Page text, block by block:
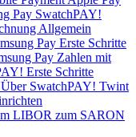
Pay SwatchPAY!
Allgemein
Pay Erste Schritte
Pay Zahlen mit
Erste Schritte
Über SwatchPAY! Twint
LIBOR zum SARON